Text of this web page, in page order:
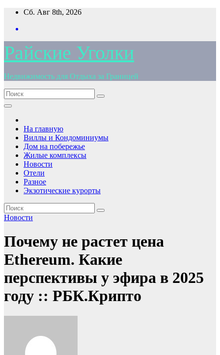
Перейти
содержимому
Сб. Авг 8th, 2026
Райские Уголки
Недвижимость для Отдыха за Границей
На главную
Виллы и Кондоминиумы
Дом на побережье
Жилые комплексы
Новости
Отели
Разное
Экзотические курорты
Новости
Почему не растет цена
Ethereum. Какие
перспективы у эфира в 2025
году :: РБК.Крипто